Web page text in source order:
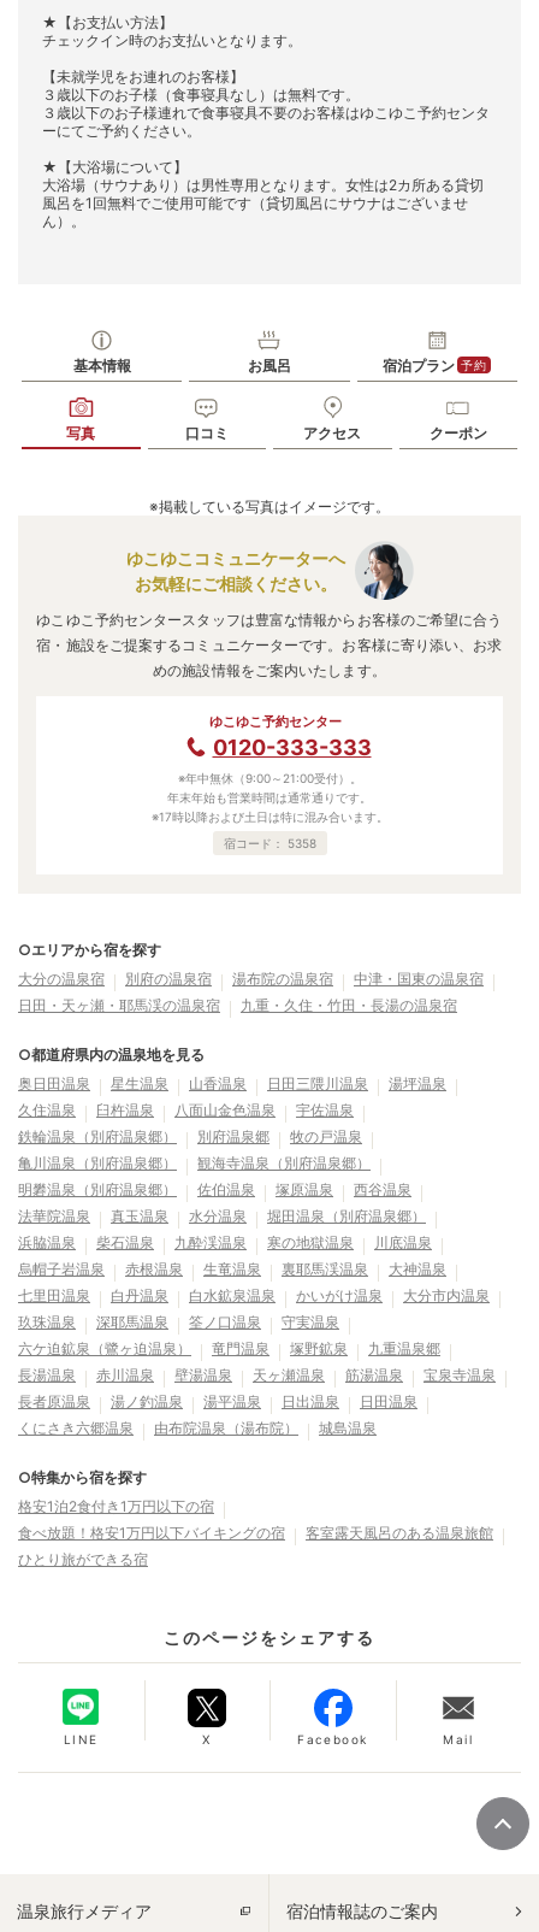
★【お支払い方法】
チェックイン時のお支払いとなります。
【未就学児をお連れのお客様】
３歳以下のお子様（食事寝具なし）は無料です。
３歳以下のお子様連れで食事寝具不要のお客様はゆこゆこ予約センタ
ーにてご予約ください。
★【大浴場について】
大浴場（サウナあり）は男性専用となります。女性は2カ所ある貸切
風呂を1回無料でご使用可能です（貸切風呂にサウナはございませ
ん）。
基本情報 お風呂 宿泊プラン 予約
写真 口コミ アクセス クーポン
※掲載している写真はイメージです。
ゆこゆこコミュニケーターへ
お気軽にご相談ください。
ゆこゆこ予約センタースタッフは豊富な情報からお客様のご希望に合う
宿・施設をご提案するコミュニケーターです。お客様に寄り添い、お求
めの施設情報をご案内いたします。
ゆこゆこ予約センター
0120-333-333
※年中無休（9:00～21:00受付）。
年末年始も営業時間は通常通りです。
※17時以降および土日は特に混み合います。
宿コード：
5358
○エリアから宿を探す
大分の温泉宿
別府の温泉宿 湯布院の温泉宿
中津・国東の温泉宿
日田・天ヶ瀬・耶馬渓の温泉宿
九重・久住・竹田・長湯の温泉宿
○都道府県内の温泉地を見る
奥日田温泉
星生温泉 山香温泉 日田三隈川温泉
湯坪温泉
久住温泉
臼杵温泉 八面山金色温泉
宇佐温泉
鉄輪温泉（別府温泉郷）
別府温泉郷
牧の戸温泉
亀川温泉（別府温泉郷）
観海寺温泉（別府温泉郷）
明礬温泉（別府温泉郷）
佐伯温泉 塚原温泉
西谷温泉
法華院温泉
真玉温泉 水分温泉
堀田温泉（別府温泉郷）
浜脇温泉
柴石温泉 九酔渓温泉 寒の地獄温泉
川底温泉
烏帽子岩温泉
赤根温泉 生竜温泉 裏耶馬渓温泉
大神温泉
七里田温泉
白丹温泉 白水鉱泉温泉 かいがけ温泉
大分市内温泉
玖珠温泉
深耶馬温泉 筌ノ口温泉
守実温泉
六ケ迫鉱泉（鷺ヶ迫温泉）
竜門温泉 塚野鉱泉
九重温泉郷
長湯温泉
赤川温泉 壁湯温泉 天ヶ瀬温泉 筋湯温泉
宝泉寺温泉
長者原温泉
湯ノ釣温泉 湯平温泉 日出温泉
日田温泉
くにさき六郷温泉
由布院温泉（湯布院） 城島温泉
○特集から宿を探す
格安1泊2食付き1万円以下の宿
食べ放題！格安1万円以下バイキングの宿
客室露天風呂のある温泉旅館
ひとり旅ができる宿
このページをシェアする
LINE X Facebook Mail
温泉旅行メディア 宿泊情報誌のご案内